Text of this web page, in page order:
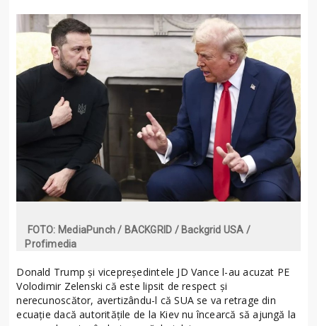
FOTO: MediaPunch / BACKGRID / Backgrid USA /
Profimedia
Donald Trump și vicepreședintele JD Vance l-au acuzat PE
Volodimir Zelenski că este lipsit de respect și
nerecunoscător, avertizându-l că SUA se va retrage din
ecuație dacă autoritățile de la Kiev nu încearcă să ajungă la